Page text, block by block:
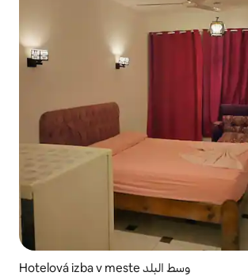
Hotelová izba v meste وسط البلد